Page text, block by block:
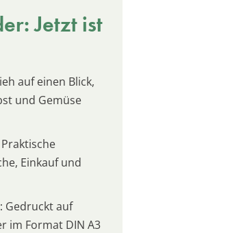
Jetzt ist
auf einen Blick,
und Gemüse
Praktische
Einkauf und
Gedruckt auf
im Format DIN A3